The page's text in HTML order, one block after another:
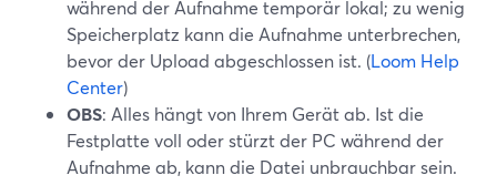
während der Aufnahme temporär lokal; zu wenig
Speicherplatz kann die Aufnahme unterbrechen,
bevor der Upload abgeschlossen ist. (Loom Help
Center)
OBS: Alles hängt von Ihrem Gerät ab. Ist die
Festplatte voll oder stürzt der PC während der
Aufnahme ab, kann die Datei unbrauchbar sein.